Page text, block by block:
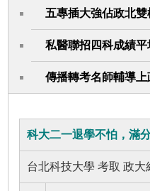
五專插大強佔政北雙
私醫聯招四科成績平
傳播轉考名師輔導上
科大二一退學不怕，滿
台北科技大學 考取 政大